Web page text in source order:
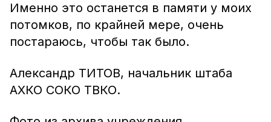
Именно это останется в памяти у моих
потомков, по крайней мере, очень
постараюсь, чтобы так было.
Александр ТИТОВ, начальник штаба
АХКО СОКО ТВКО.